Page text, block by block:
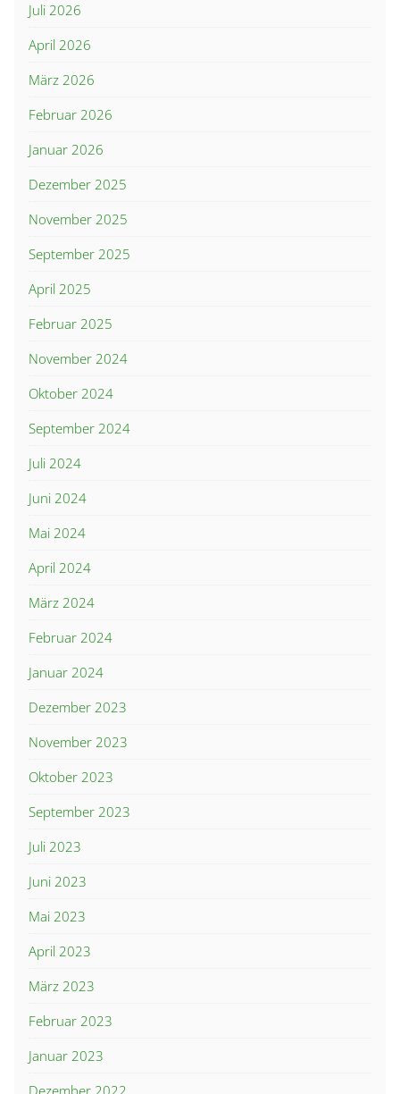
Juli 2026
April 2026
März 2026
Februar 2026
Januar 2026
Dezember 2025
November 2025
September 2025
April 2025
Februar 2025
November 2024
Oktober 2024
September 2024
Juli 2024
Juni 2024
Mai 2024
April 2024
März 2024
Februar 2024
Januar 2024
Dezember 2023
November 2023
Oktober 2023
September 2023
Juli 2023
Juni 2023
Mai 2023
April 2023
März 2023
Februar 2023
Januar 2023